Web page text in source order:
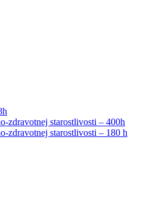
zdravotnej starostlivosti – 400h
zdravotnej starostlivosti – 180 h